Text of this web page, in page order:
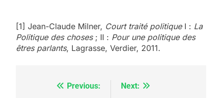
[1] Jean-Claude Milner, Court traité politiqueI : La
Politique des choses ; II : Pour une politique des
êtres parlants, Lagrasse, Verdier, 2011.
NavigationPrevious:
Next: